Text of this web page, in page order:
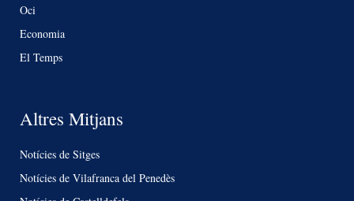
Oci
Economia
El Temps
Altres Mitjans
Notícies de Sitges
Notícies de Vilafranca del Penedès